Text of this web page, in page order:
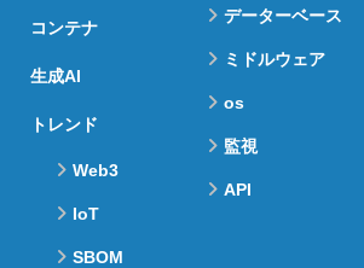
コンテナ
生成AI
トレンド
Web3
IoT
SBOM
データーベース
ミドルウェア
os
監視
API